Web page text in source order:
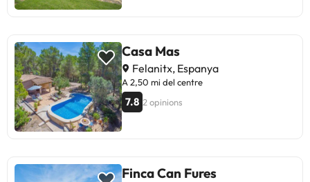
Casa Mas
Felanitx, Espanya
A 2,50 mi del centre
7.8 2 opinions
Finca Can Fures